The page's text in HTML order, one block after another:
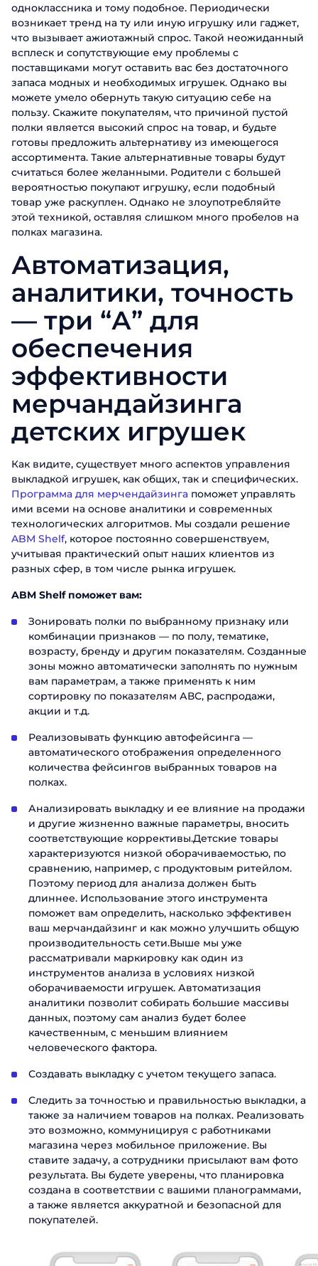
одноклассника и тому подобное. Периодически
возникает тренд на ту или иную игрушку или гаджет,
что вызывает ажиотажный спрос. Такой неожиданный
всплеск и сопутствующие ему проблемы с
поставщиками могут оставить вас без достаточного
запаса модных и необходимых игрушек. Однако вы
можете умело обернуть такую ситуацию себе на
пользу. Скажите покупателям, что причиной пустой
полки является высокий спрос на товар, и будьте
готовы предложить альтернативу из имеющегося
ассортимента. Такие альтернативные товары будут
считаться более желанными. Родители с большей
вероятностью покупают игрушку, если подобный
товар уже раскуплен. Однако не злоупотребляйте
этой техникой, оставляя слишком много пробелов на
полках магазина.
Автоматизация,
аналитики, точность
— три “А” для
обеспечения
эффективности
мерчандайзинга
детских игрушек
Как видите, существует много аспектов управления
выкладкой игрушек, как общих, так и специфических.
Программа для мерчендайзинга поможет управлять
ими всеми на основе аналитики и современных
технологических алгоритмов. Мы создали решение
ABM Shelf, которое постоянно совершенствуем,
учитывая практический опыт наших клиентов из
разных сфер, в том числе рынка игрушек.
ABM Shelf поможет вам:
Зонировать полки по выбранному признаку или
комбинации признаков — по полу, тематике,
возрасту, бренду и другим показателям. Созданные
зоны можно автоматически заполнять по нужным
вам параметрам, а также применять к ним
сортировку по показателям АВС, распродажи,
акции и т.д.
Реализовывать функцию автофейсинга —
автоматического отображения определенного
количества фейсингов выбранных товаров на
полках.
Анализировать выкладку и ее влияние на продажи
и другие жизненно важные параметры, вносить
соответствующие коррективы.Детские товары
характеризуются низкой оборачиваемостью, по
сравнению, например, с продуктовым ритейлом.
Поэтому период для анализа должен быть
длиннее. Использование этого инструмента
поможет вам определить, насколько эффективен
ваш мерчандайзинг и как можно улучшить общую
производительность сети.Выше мы уже
рассматривали маркировку как один из
инструментов анализа в условиях низкой
оборачиваемости игрушек. Автоматизация
аналитики позволит собирать большие массивы
данных, поэтому сам анализ будет более
качественным, с меньшим влиянием
человеческого фактора.
Создавать выкладку с учетом текущего запаса.
Следить за точностью и правильностью выкладки, а
также за наличием товаров на полках. Реализовать
это возможно, коммуницируя с работниками
магазина через мобильное приложение. Вы
ставите задачу, а сотрудники присылают вам фото
результата. Вы будете уверены, что планировка
создана в соответствии с вашими планограммами,
а также является аккуратной и безопасной для
покупателей.